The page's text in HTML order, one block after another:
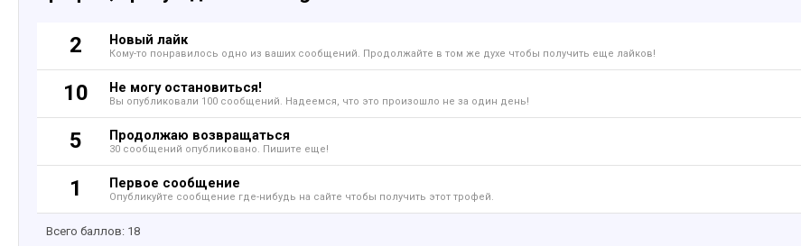
2 Новый лайк
Кому-то понравилось одно из ваших сообщений. Продолжайте в том же духе чтобы получить еще лайков!
10 Не могу остановиться!
Вы опубликовали 100 сообщений. Надеемся, что это произошло не за один день!
5 Продолжаю возвращаться
30 сообщений опубликовано. Пишите еще!
1 Первое сообщение
Опубликуйте сообщение где-нибудь на сайте чтобы получить этот трофей.
Всего баллов: 18